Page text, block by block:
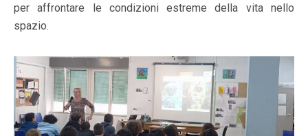
per affrontare le condizioni estreme della vita nello
spazio.